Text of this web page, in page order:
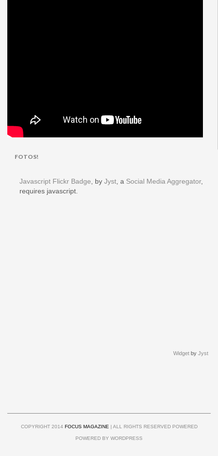
FOTOS!
Javascript Flickr Badge, by Jyst, a Social Media Aggregator,
requires javascript.
Widget by Jyst
COPYRIGHT 2014 FOCUS MAGAZINE| ALL RIGHTS RESERVED POWERED
POWERED BY WORDPRESS